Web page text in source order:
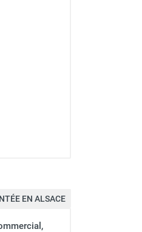
EN ALSACE